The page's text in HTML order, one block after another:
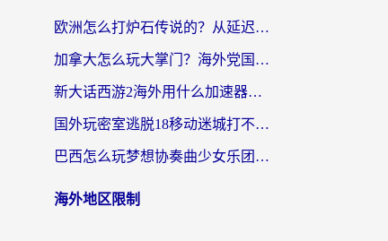
欧洲怎么打炉石传说的？从延迟999到丝滑上分，我找到了靠谱加速器
加拿大怎么玩大掌门？海外党国服游戏加速避坑指南（附实用工具推荐）
新大话西游2海外用什么加速器登录？老玩家亲测有效的国服游戏加速指南
国外玩密室逃脱18移动迷城打不开怎么办？海外玩家亲测有效的解决指南
巴西怎么玩梦想协奏曲少女乐团派对？海外党必看的国服游戏加速全攻略（附波兰天涯明月刀实用技巧）
海外地区限制